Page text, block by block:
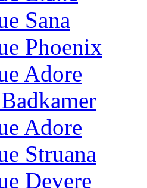
Sana
Phoenix
Adore
Adore
Struana
Devere